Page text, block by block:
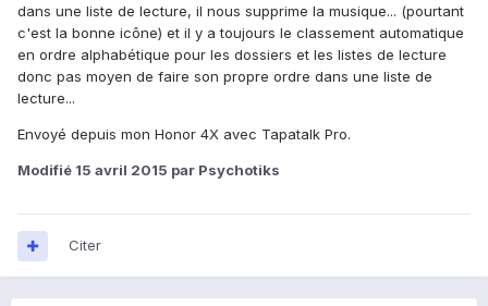
dans une liste de lecture, il nous supprime la musique... (pourtant
c'est la bonne icône) et il y a toujours le classement automatique
en ordre alphabétique pour les dossiers et les listes de lecture
donc pas moyen de faire son propre ordre dans une liste de
lecture...
Envoyé depuis mon Honor 4X avec Tapatalk Pro.
Modifié 15 avril 2015 par Psychotiks
Citer